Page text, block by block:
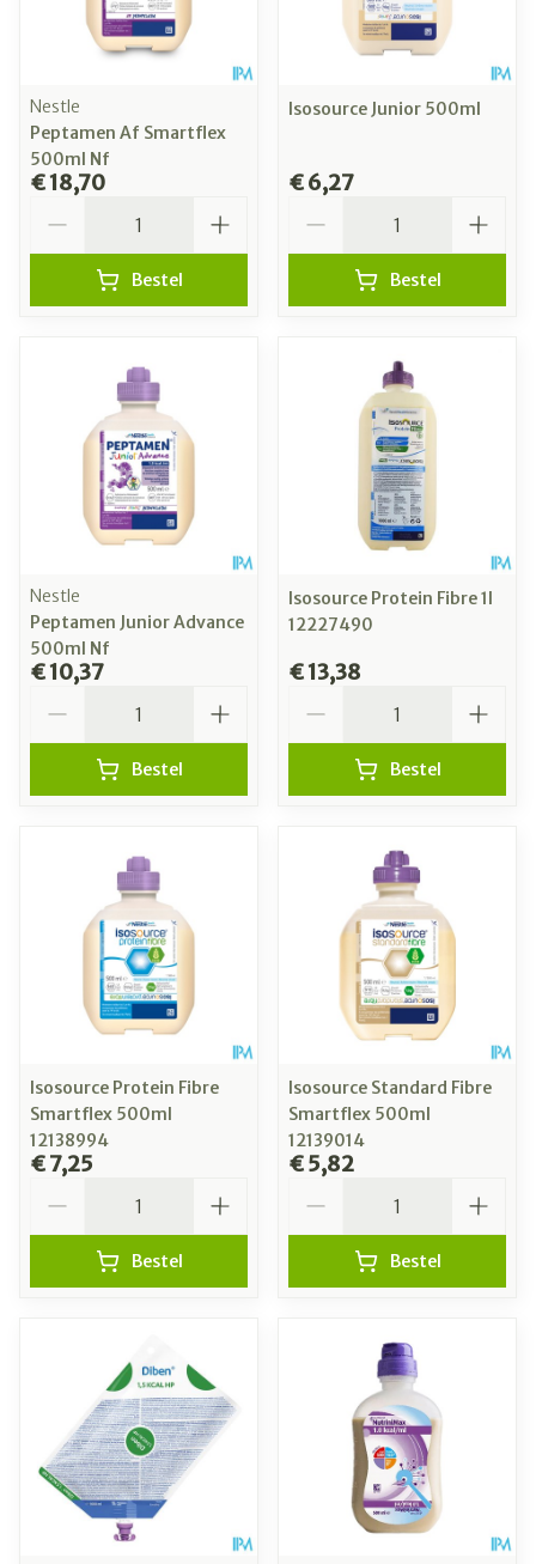
Nestle
Peptamen Af Smartflex
500ml Nf
€ 18,70
Bestel
Isosource Junior 500ml
€ 6,27
Bestel
Nestle
Peptamen Junior Advance
500ml Nf
€ 10,37
Bestel
Isosource Protein Fibre 1l
12227490
€ 13,38
Bestel
Isosource Protein Fibre
Smartflex 500ml
12138994
€ 7,25
Bestel
Isosource Standard Fibre
Smartflex 500ml
12139014
€ 5,82
Bestel